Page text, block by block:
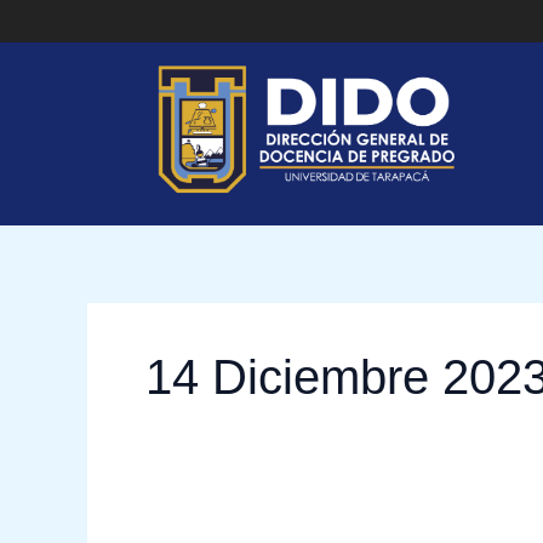
al
14 Diciembre